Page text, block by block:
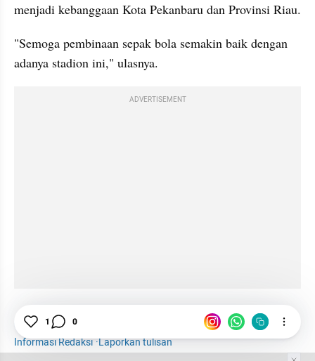
menjadi kebanggaan Kota Pekanbaru dan Provinsi Riau.
"Semoga pembinaan sepak bola semakin baik dengan
adanya stadion ini," ulasnya.
ADVERTISEMENT
Wali Kota Pekanbaru Riau
Stadion
Informasi Redaksi·Laporkan tulisan
1 0